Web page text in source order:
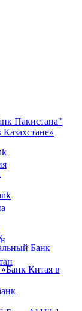
Пакистана"
Банк
Китая в